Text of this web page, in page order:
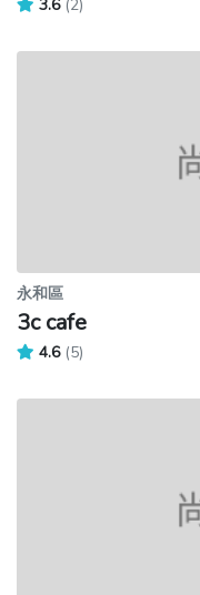
3.6 (2)
永和區
3c cafe
4.6 (5)